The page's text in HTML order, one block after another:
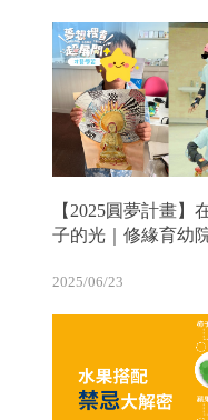
【2025圓夢計畫】
子的光｜修緣育幼
2025/06/23